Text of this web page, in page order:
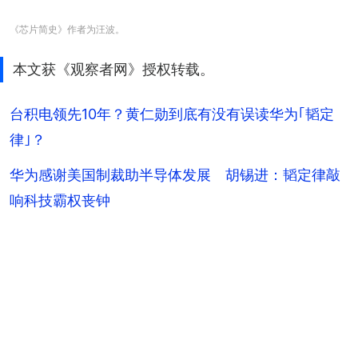
《芯片简史》作者为汪波。
本文获《观察者网》授权转载。
台积电领先10年？黄仁勋到底有没有误读华为｢韬定
律｣？
华为感谢美国制裁助半导体发展 胡锡进：韬定律敲
响科技霸权丧钟